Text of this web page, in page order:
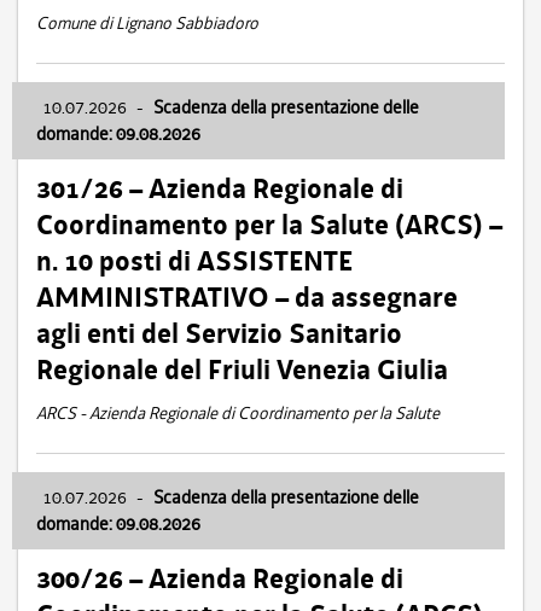
Comune di Lignano Sabbiadoro
10.07.2026 - Scadenza della presentazione delle
domande: 09.08.2026
301/26 – Azienda Regionale di
Coordinamento per la Salute (ARCS) –
n. 10 posti di ASSISTENTE
AMMINISTRATIVO – da assegnare
agli enti del Servizio Sanitario
Regionale del Friuli Venezia Giulia
ARCS - Azienda Regionale di Coordinamento per la Salute
10.07.2026 - Scadenza della presentazione delle
domande: 09.08.2026
300/26 – Azienda Regionale di